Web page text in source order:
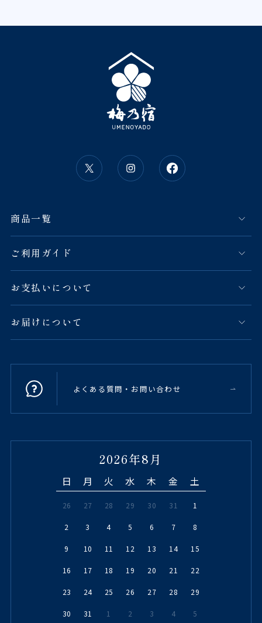
商品一覧
ご利用ガイド
お支払いについて
お届けについて
よくある質問・お問い合わせ
2026年8月
日 月 火 水 木 金 土
26 27 28 29 30 31 1
2 3 4 5 6 7 8
9 10 11 12 13 14 15
16 17 18 19 20 21 22
23 24 25 26 27 28 29
30 31 1 2 3 4 5